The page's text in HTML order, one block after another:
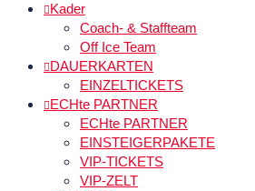
Kader
Coach- & Staffteam
Off Ice Team
DAUERKARTEN
EINZELTICKETS
ECHte PARTNER
ECHte PARTNER
EINSTEIGERPAKETE
VIP-TICKETS
VIP-ZELT